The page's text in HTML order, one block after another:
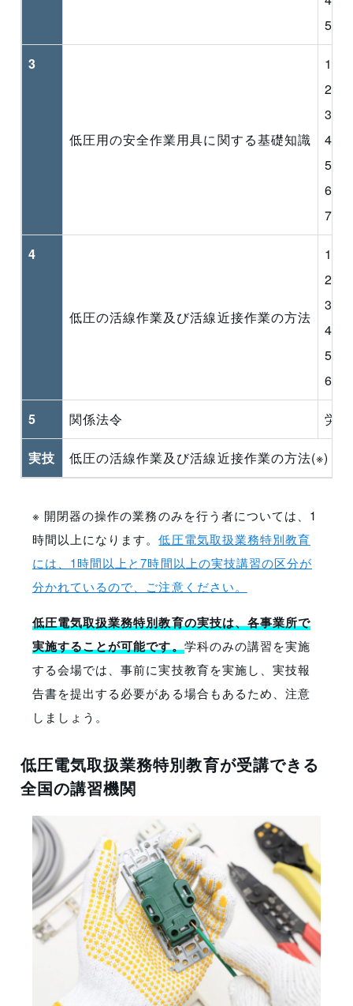
5 保
3
低圧用の安全作業用具に関する基礎知識
1
2 絶
3 活
4 活
5 絶
6
7 そ
4
低圧の活線作業及び活線近接作業の方法
1
2 作
3 停
4
5
6 災
5 関係法令 労
実技 低圧の活線作業及び活線近接作業の方法(※)
※ 開閉器の操作の業務のみを行う者については、1
時間以上になります。低圧電気取扱業務特別教育
には、1時間以上と7時間以上の実技講習の区分が
分かれているので、ご注意ください。
低圧電気取扱業務特別教育の実技は、各事業所で
実施することが可能です。学科のみの講習を実施
する会場では、事前に実技教育を実施し、実技報
告書を提出する必要がある場合もあるため、注意
しましょう。
低圧電気取扱業務特別教育が受講できる
全国の講習機関